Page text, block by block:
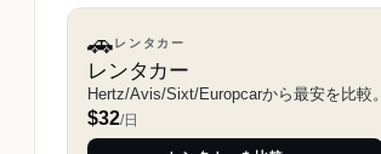
🚗レンタカー
レンタカー
Hertz/Avis/Sixt/Europcarから最安を比較。
$32/日